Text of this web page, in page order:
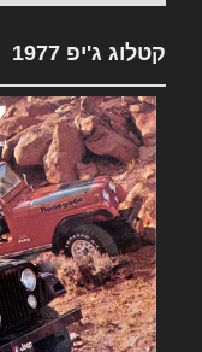
קטלוג ג'יפ 1977